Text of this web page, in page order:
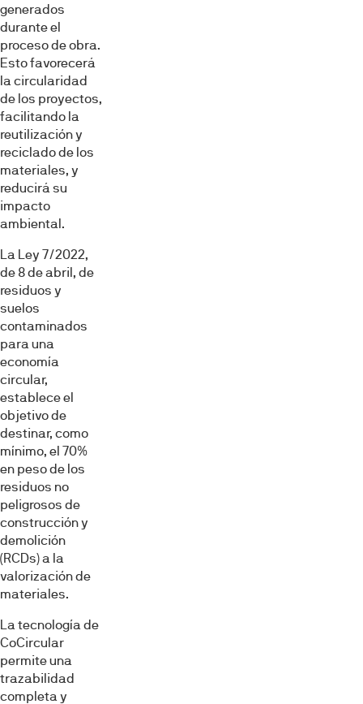
generados
durante el
proceso de obra.
Esto favorecerá
la circularidad
de los proyectos,
facilitando la
reutilización y
reciclado de los
materiales, y
reducirá su
impacto
ambiental.
La Ley 7/2022,
de 8 de abril, de
residuos y
suelos
contaminados
para una
economía
circular,
establece el
objetivo de
destinar, como
mínimo, el 70%
en peso de los
residuos no
peligrosos de
construcción y
demolición
(RCDs) a la
valorización de
materiales.
La tecnología de
CoCircular
permite una
trazabilidad
completa y